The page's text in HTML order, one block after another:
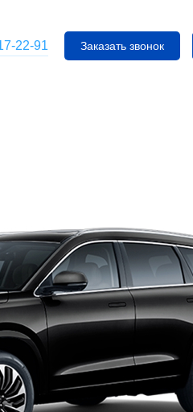
22-91 Заказать звонок